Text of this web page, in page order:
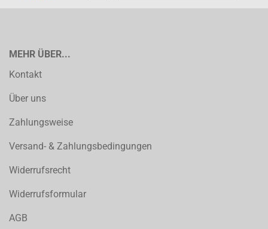
MEHR ÜBER...
Kontakt
Über uns
Zahlungsweise
Versand- & Zahlungsbedingungen
Widerrufsrecht
Widerrufsformular
AGB